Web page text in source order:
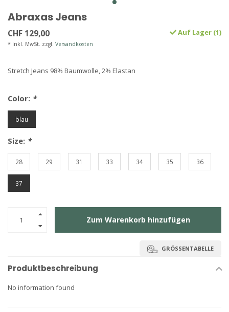
Abraxas Jeans
CHF 129,00
* Inkl. MwSt. zzgl. Versandkosten
Auf Lager (1)
Stretch Jeans 98% Baumwolle, 2% Elastan
Color: *
blau
Size: *
28 29 31 33 34 35 36
37
Zum Warenkorb hinzufügen
GRÖSSENTABELLE
Produktbeschreibung
No information found